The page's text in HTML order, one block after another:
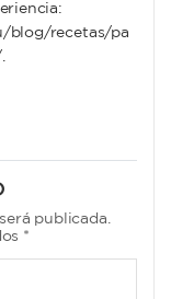
blog/recetas/pa
publicada.
*